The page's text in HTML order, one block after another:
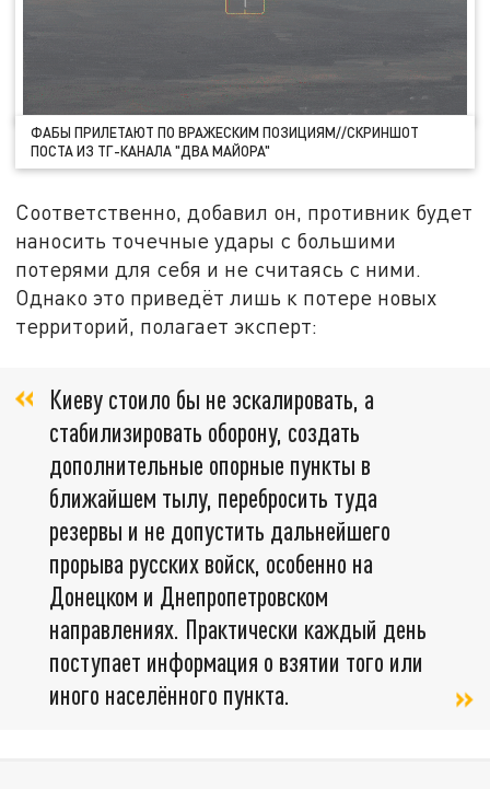
ФАБЫ ПРИЛЕТАЮТ ПО ВРАЖЕСКИМ ПОЗИЦИЯМ//СКРИНШОТ
ПОСТА ИЗ ТГ-КАНАЛА "ДВА МАЙОРА"
Соответственно, добавил он, противник будет
наносить точечные удары с большими
потерями для себя и не считаясь с ними.
Однако это приведёт лишь к потере новых
территорий, полагает эксперт:
Киеву стоило бы не эскалировать, а
стабилизировать оборону, создать
дополнительные опорные пункты в
ближайшем тылу, перебросить туда
резервы и не допустить дальнейшего
прорыва русских войск, особенно на
Донецком и Днепропетровском
направлениях. Практически каждый день
поступает информация о взятии того или
иного населённого пункта.